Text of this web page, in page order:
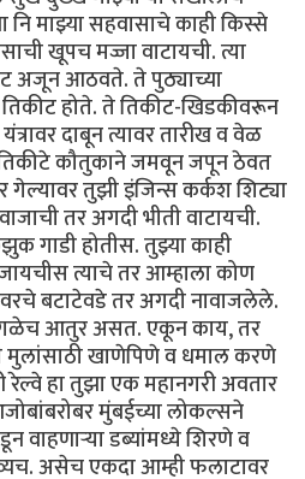
माझ्या सहवासाचे काही किस्से
खूपच मज्जा वाटायची. त्या
अजून आठवते. ते पुठ्याच्या
होते. ते तिकीट-खिडकीवरून
दाबून त्यावर तारीख व वेळ
कौतुकाने जमवून जपून ठेवत
तुझी इंजिन्स कर्कश शिट्या
तर अगदी भीती वाटायची.
गाडी होतीस. तुझ्या काही
जायचीस त्याचे तर आम्हाला कोण
बटाटेवडे तर अगदी नावाजलेले.
आतुर असत. एकून काय, तर
मुलांसाठी खाणेपिणे व धमाल करणे
हा तुझा एक महानगरी अवतार
मुंबईच्या लोकल्सने
वाहणाऱ्या डब्यांमध्ये शिरणे व
असेच एकदा आम्ही फलाटावर